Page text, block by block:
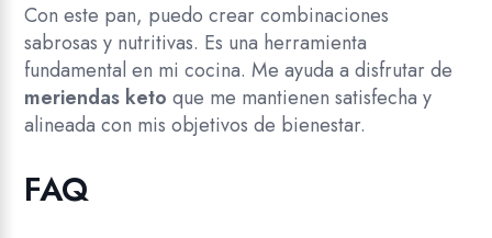
Con este pan, puedo crear combinaciones
sabrosas y nutritivas. Es una herramienta
fundamental en mi cocina. Me ayuda a disfrutar de
meriendas keto que me mantienen satisfecha y
alineada con mis objetivos de bienestar.
FAQ